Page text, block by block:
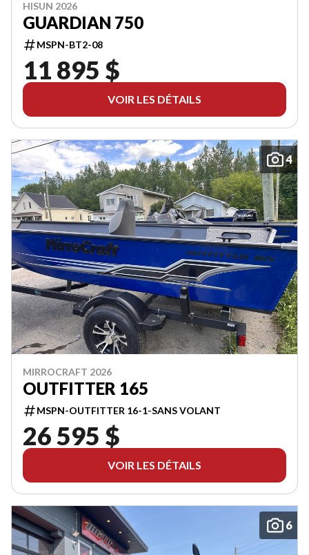
HISUN 2026
GUARDIAN 750
MSPN-BT2-08
11 895 $
VOIR LES DÉTAILS
4
MIRROCRAFT 2026
OUTFITTER 165
MSPN-OUTFITTER 16-1-SANS VOLANT
26 595 $
VOIR LES DÉTAILS
6